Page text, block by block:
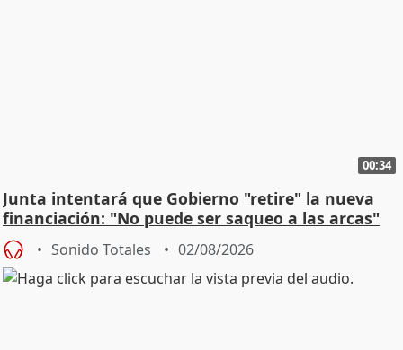
00:34
Junta intentará que Gobierno "retire" la nueva
financiación: "No puede ser saqueo a las arcas"
Sonido Totales 02/08/2026